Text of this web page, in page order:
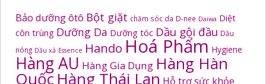
Bảo dưỡng ôtô Bột giặt chăm sóc da D-nee Daiwa Diệt
côn trùng Dưỡng Da Dưỡng tóc Dầu gội đầu Dầu
nóng Dầu xả Essence Hando Hoá Phẩm Hygiene
Hàng AU Hàng Gia Dụng Hàng Hàn
Quốc Hàng Thái Lan Hỗ trợ sức khỏe